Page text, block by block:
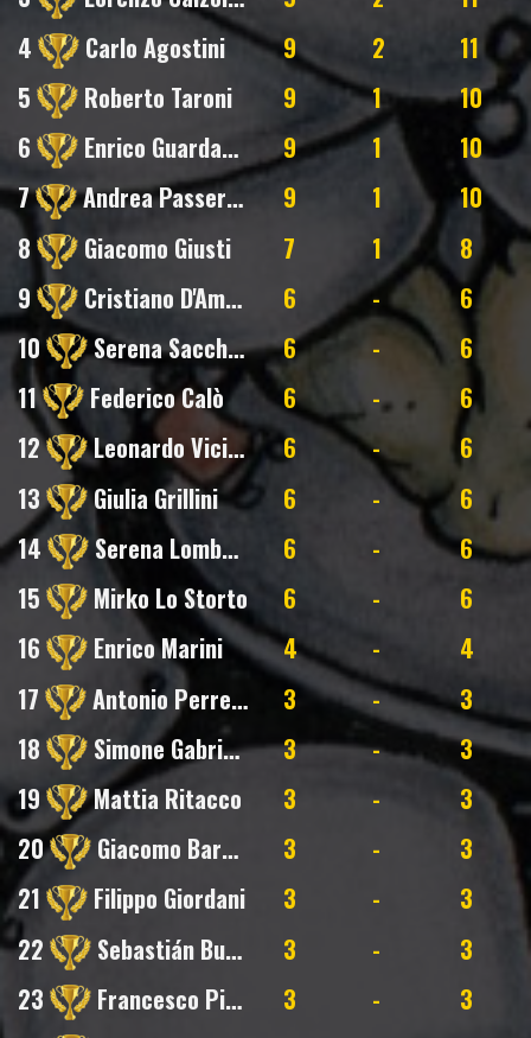
4
Carlo Agostini 9 2
11
5
Roberto Taroni 9 1
10
6
Enrico Guardabassi 9 1
10
7
Andrea Passerini 9 1
10
8
Giacomo Giusti 7 1
8
9
Cristiano D'Amore 6 -
6
10
Serena Sacchetti 6 -
6
11
Federico Calò 6 -
6
12
Leonardo Vicidomini 6 -
6
13
Giulia Grillini 6 -
6
14
Serena Lombardelli 6 -
6
15
Mirko Lo Storto 6 -
6
16
Enrico Marini 4 -
4
17
Antonio Perrella 3 -
3
18
Simone Gabriotti 3 -
3
19
Mattia Ritacco 3 -
3
20
Giacomo Barbas 3 -
3
21
Filippo Giordani 3 -
3
22
Sebastián Bustamante 3 -
3
23
Francesco Pizzi 3 -
3